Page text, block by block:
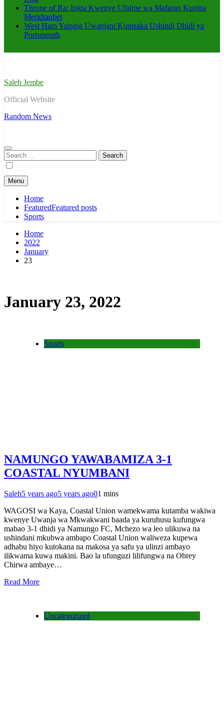
Throne of Ra: Ingia Kwenye Ufalme wa Mafarao Kupitia
Meridianbet
West Ham Yaingia Uwanjani Kumsaka Ushindi Dhidi ya
Portsmouth
Saleh Jembe
Official Website
Random News
Search
for:
Menu
Home
FeaturedFeatured posts
Sports
Home
2022
January
23
January 23, 2022
Sports
NAMUNGO YAWABAMIZA 3-1
COASTAL NYUMBANI
Saleh5 years ago5 years ago01 mins
WAGOSI wa Kaya, Coastal Union wamekwama kutamba wakiwa
kwenye Uwanja wa Mkwakwani baada ya kuruhusu kufungwa
mabao 3-1 dhidi ya Namungo FC, Mchezo wa leo ulikuwa na
ushindani mkubwa ambapo Coastal Union waliweza kupewa
adhabu hiyo kutokana na makosa ya safu ya ulinzi ambayo
ilikwama kuwa makini. Bao la ufunguzi lilifungwa na Obrey
Chirwa ambaye…
Read More
Uncategorized